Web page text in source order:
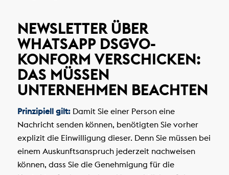
NEWSLETTER ÜBER
WHATSAPP DSGVO-
KONFORM VERSCHICKEN:
DAS MÜSSEN
UNTERNEHMEN BEACHTEN
Prinzipiell gilt:Damit Sie einer Person eine
Nachricht senden können, benötigten Sie vorher
explizit die Einwilligung dieser. Denn Sie müssen bei
einem Auskunftsanspruch jederzeit nachweisen
können, dass Sie die Genehmigung für die